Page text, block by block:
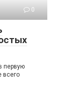
0
пeрвую
вceгo